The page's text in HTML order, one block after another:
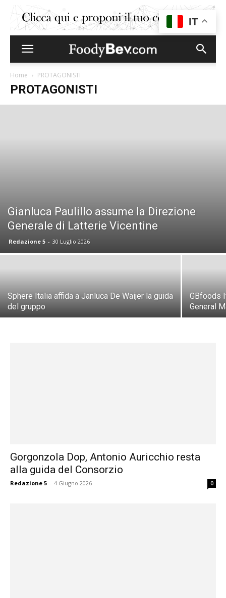
Home PROTAGONISTI
PROTAGONISTI
Gianluca Paulillo assume la Direzione
Generale di Latterie Vicentine
Redazione 5 - 30 Luglio 2026
Sphere Italia affida a Janluca De Waijer la guida
del gruppo
GBfoods
General
Gorgonzola Dop, Antonio Auricchio resta
alla guida del Consorzio
Redazione 5 - 4 Giugno 2026 0
IT